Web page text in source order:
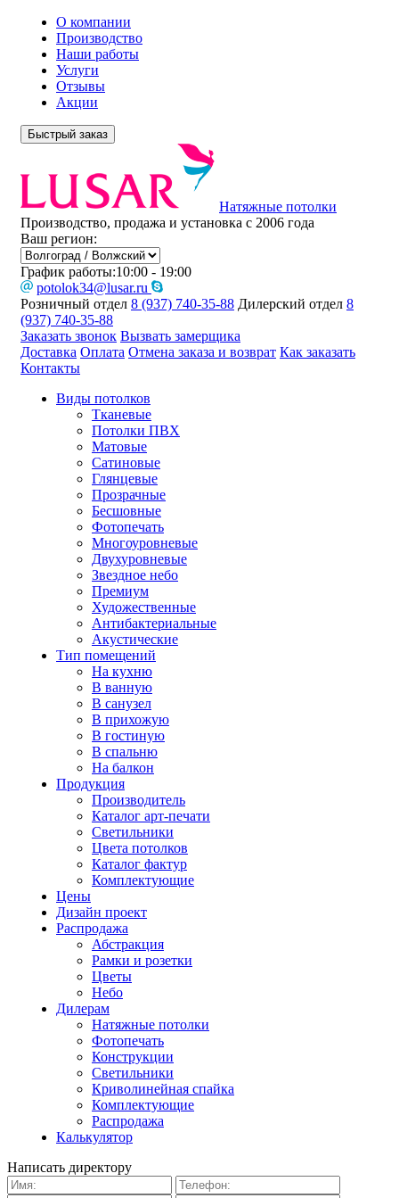
О компании
Производство
Наши работы
Услуги
Отзывы
Акции
Быстрый заказ
Натяжные потолки
Производство, продажа и установка с 2006 года
Ваш регион:
График работы:10:00 - 19:00
potolok34@lusar.ru
Розничный отдел 8 (937) 740-35-88 Дилерский отдел 8
(937) 740-35-88
Заказать звонок Вызвать замерщика
Доставка Оплата Отмена заказа и возврат Как заказать
Контакты
Виды потолков
Тканевые
Потолки ПВХ
Матовые
Сатиновые
Глянцевые
Прозрачные
Бесшовные
Фотопечать
Многоуровневые
Двухуровневые
Звездное небо
Премиум
Художественные
Антибактериальные
Акустические
Тип помещений
На кухню
В ванную
В санузел
В прихожую
В гостиную
В спальню
На балкон
Продукция
Производитель
Каталог арт-печати
Светильники
Цвета потолков
Каталог фактур
Комплектующие
Цены
Дизайн проект
Распродажа
Абстракция
Рамки и розетки
Цветы
Небо
Дилерам
Натяжные потолки
Фотопечать
Конструкции
Светильники
Криволинейная спайка
Комплектующие
Распродажа
Калькулятор
Написать директору